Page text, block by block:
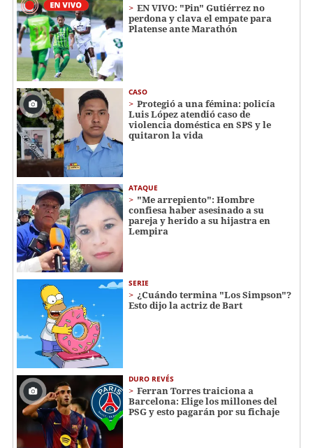
EN VIVO: "Pin" Gutiérrez no
perdona y clava el empate para
Platense ante Marathón
CASO
Protegió a una fémina: policía
Luis López atendió caso de
violencia doméstica en SPS y le
quitaron la vida
ATAQUE
"Me arrepiento": Hombre
confiesa haber asesinado a su
pareja y herido a su hijastra en
Lempira
SERIE
¿Cuándo termina "Los Simpson"?
Esto dijo la actriz de Bart
DURO REVÉS
Ferran Torres traiciona a
Barcelona: Elige los millones del
PSG y esto pagarán por su fichaje